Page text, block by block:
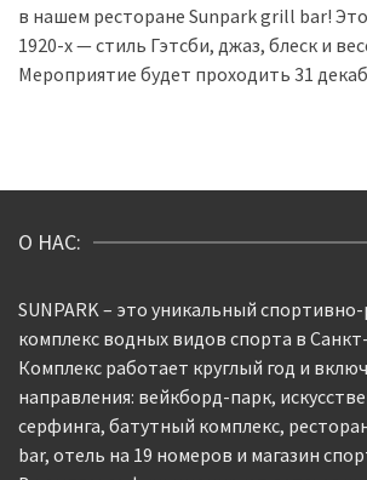
в нашем ресторане Sunpark grill bar!
1920-х — стиль Гэтсби, джаз, блеск и
Мероприятие будет проходить 31
О НАС:
SUNPARK – это уникальный
комплекс водных видов спорта в
Комплекс работает круглый год и
направления: вейкборд-парк,
серфинга, батутный комплекс,
bar, отель на 19 номеров и магазин